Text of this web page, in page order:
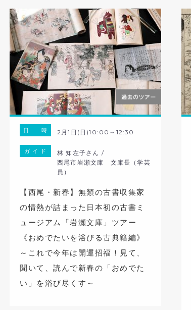
日 時 2月1日(日)10:00～12:30
ガ イ ド
林 知左子さん /
西尾市岩瀬文庫 文庫長（学芸
員）
【西尾・新春】無類の古書収集家
の情熱が詰まった日本初の古書ミ
ュージアム「岩瀬文庫」ツアー
《おめでたいを浴びる古典籍編》
～これで今年は開運招福！見て、
聞いて、読んで新春の「おめでた
い」を浴び尽くす～